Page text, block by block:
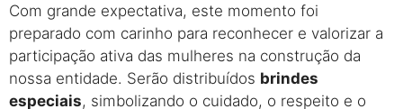
Com grande expectativa, este momento foi
preparado com carinho para reconhecer e valorizar a
participação ativa das mulheres na construção da
nossa entidade. Serão distribuídos brindes
especiais, simbolizando o cuidado, o respeito e o